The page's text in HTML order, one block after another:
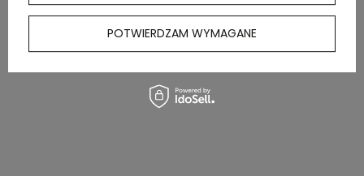
OPIS
Pudełko śniadaniowe 1100 ml
POTWIERDZAM WYMAGANE